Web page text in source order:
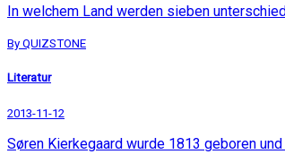
In welchem Land werden sieben
By QUIZSTONE
Literatur
2013-11-12
Søren Kierkegaard wurde 1813 geboren